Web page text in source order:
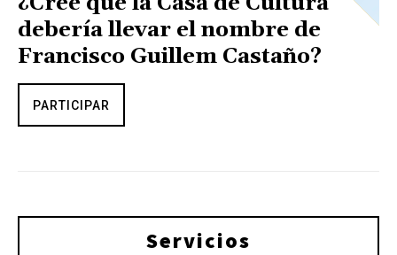
debería llevar el nombre de
Francisco Guillem Castaño?
PARTICIPAR
Servicios